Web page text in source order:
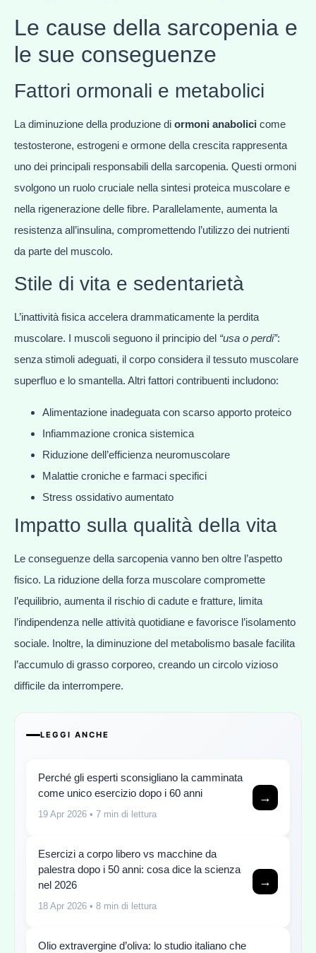
Le cause della sarcopenia e
le sue conseguenze
Fattori ormonali e metabolici
La diminuzione della produzione di ormoni anabolici come
testosterone, estrogeni e ormone della crescita rappresenta
uno dei principali responsabili della sarcopenia. Questi ormoni
svolgono un ruolo cruciale nella sintesi proteica muscolare e
nella rigenerazione delle fibre. Parallelamente, aumenta la
resistenza all’insulina, compromettendo l’utilizzo dei nutrienti
da parte del muscolo.
Stile di vita e sedentarietà
L’inattività fisica accelera drammaticamente la perdita
muscolare. I muscoli seguono il principio del “usa o perdi”:
senza stimoli adeguati, il corpo considera il tessuto muscolare
superfluo e lo smantella. Altri fattori contribuenti includono:
Alimentazione inadeguata con scarso apporto proteico
Infiammazione cronica sistemica
Riduzione dell’efficienza neuromuscolare
Malattie croniche e farmaci specifici
Stress ossidativo aumentato
Impatto sulla qualità della vita
Le conseguenze della sarcopenia vanno ben oltre l’aspetto
fisico. La riduzione della forza muscolare compromette
l’equilibrio, aumenta il rischio di cadute e fratture, limita
l’indipendenza nelle attività quotidiane e favorisce l’isolamento
sociale. Inoltre, la diminuzione del metabolismo basale facilita
l’accumulo di grasso corporeo, creando un circolo vizioso
difficile da interrompere.
LEGGI ANCHE
Perché gli esperti sconsigliano la camminata
come unico esercizio dopo i 60 anni
19 Apr 2026 • 7 min di lettura
→
Esercizi a corpo libero vs macchine da
palestra dopo i 50 anni: cosa dice la scienza
nel 2026
18 Apr 2026 • 8 min di lettura
→
Olio extravergine d’oliva: lo studio italiano che